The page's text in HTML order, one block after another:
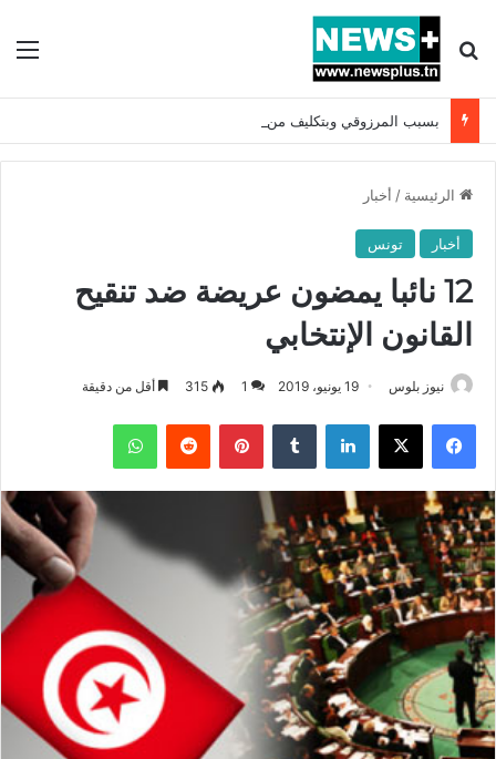
بحث عن
الرئيسية / أخبار
أخبار تونس
12 نائبا يمضون عريضة ضد تنقيح
القانون الإنتخابي
نيوز بلوس 19 يونيو، 2019 1
315 أقل من دقيقة
فيسبوك X لينكدإن بينتيريست واتساب